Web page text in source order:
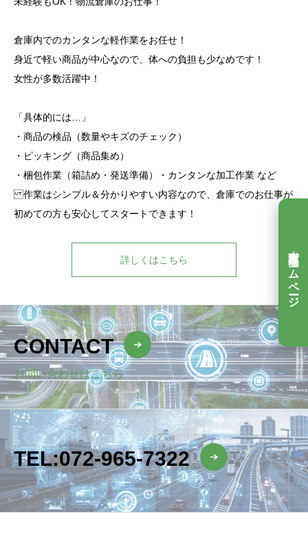
吉村運送ホームページ
倉庫内でのカンタンな軽作業をお任せ！
身近で軽い商品が中心なので、体への負担も少なめです！
女性が多数活躍中！
「具体的には…」
・商品の検品（数量やキズのチェック）
・ピッキング（商品集め）
・梱包作業（箱詰め・発送準備）・カンタンな加工作業 など
作業はシンプル＆分かりやすい内容なので、倉庫でのお仕事が
初めての方も安心してスタートできます！
詳しくはこちら
CONTACT
お問い合わせはこちら
TEL:072-965-7322